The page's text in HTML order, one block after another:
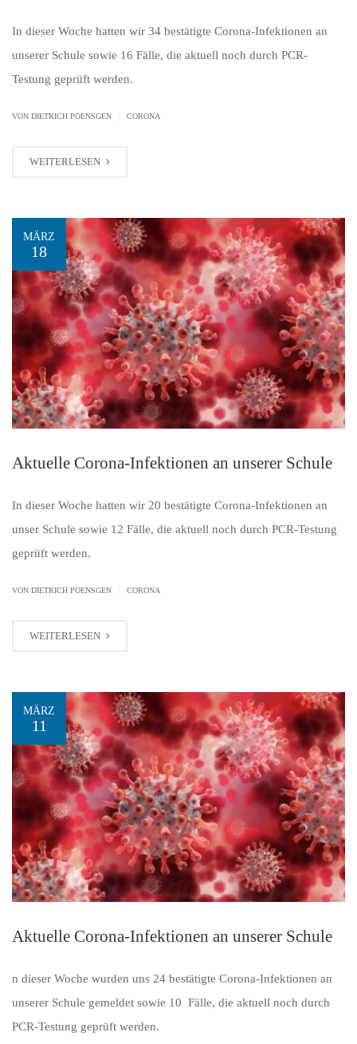
In dieser Woche hatten wir 34 bestätigte Corona-Infektionen an
unserer Schule sowie 16 Fälle, die aktuell noch durch PCR-
Testung geprüft werden.
VON DIETRICH POENSGEN CORONA
WEITERLESEN
MÄRZ
18
Aktuelle Corona-Infektionen an unserer Schule
In dieser Woche hatten wir 20 bestätigte Corona-Infektionen an
unser Schule sowie 12 Fälle, die aktuell noch durch PCR-Testung
geprüft werden.
VON DIETRICH POENSGEN CORONA
WEITERLESEN
MÄRZ
11
Aktuelle Corona-Infektionen an unserer Schule
n dieser Woche wurden uns 24 bestätigte Corona-Infektionen an
unserer Schule gemeldet sowie 10 Fälle, die aktuell noch durch
PCR-Testung geprüft werden.